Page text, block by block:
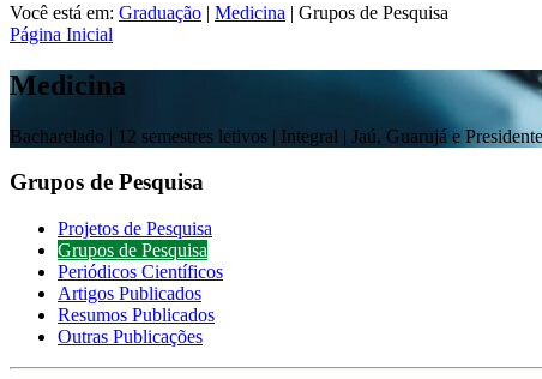
Você está em: Graduação | Medicina | Grupos de Pesquisa
Página Inicial
Medicina
Bacharelado | 12 semestres letivos | Integral | Jaú, Guarujá e
Grupos de Pesquisa
Projetos de Pesquisa
Grupos de Pesquisa
Periódicos Científicos
Artigos Publicados
Resumos Publicados
Outras Publicações